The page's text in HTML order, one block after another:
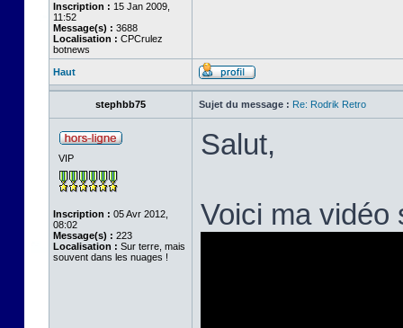
Inscription : 15 Jan 2009,
11:52
Message(s) : 3688
Localisation : CPCrulez
botnews
Haut
stephbb75 Sujet du message : Re: Rodrik Retro
VIP
Inscription : 05 Avr 2012,
08:02
Message(s) : 223
Localisation : Sur terre, mais
souvent dans les nuages !
Salut,
Voici ma